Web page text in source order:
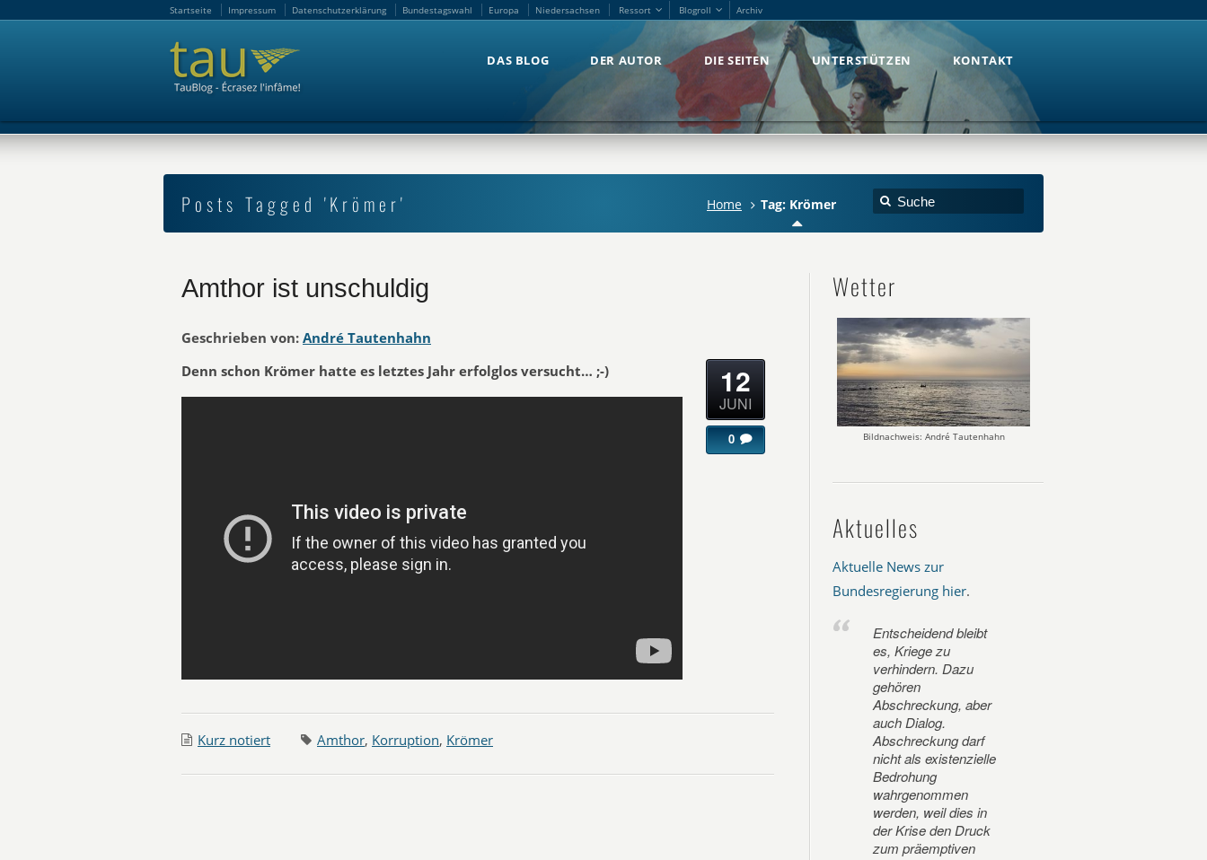
Startseite Impressum Datenschutzerklärung Bundestagswahl Europa Niedersachsen Ressort Blogroll Archiv
DAS BLOG DER AUTOR DIE SEITEN UNTERSTÜTZEN KONTAKT
Posts Tagged 'Krömer' Home Tag: Krömer
Amthor ist unschuldig
Geschrieben von: André Tautenhahn
Denn schon Krömer hatte es letztes Jahr erfolglos versucht… ;-)
12
JUNI
0
Kurz notiert Amthor, Korruption, Krömer
Wetter
Bildnachweis: André Tautenhahn
Aktuelles
Aktuelle News zur
Bundesregierung hier.
Entscheidend bleibt
es, Kriege zu
verhindern. Dazu
gehören
Abschreckung, aber
auch Dialog.
Abschreckung darf
nicht als existenzielle
Bedrohung
wahrgenommen
werden, weil dies in
der Krise den Druck
zum präemptiven
Startseite Impressum Datenschutzerklärung Bundestagswahl Europa Niedersachsen Ressort Blogroll Archiv
DAS BLOG DER AUTOR DIE SEITEN UNTERSTÜTZEN KONTAKT